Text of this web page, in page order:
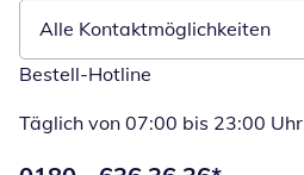
Alle Kontaktmöglichkeiten
Bestell-Hotline
Täglich von 07:00 bis 23:00 Uhr